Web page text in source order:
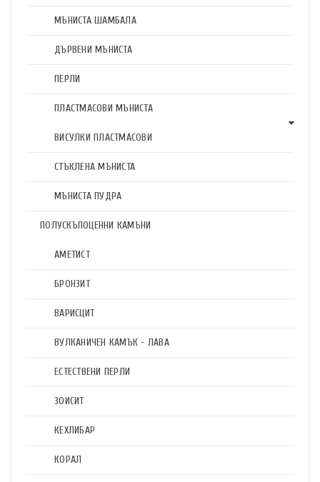
МЪНИСТА ШАМБАЛА
ДЪРВЕНИ МЪНИСТА
ПЕРЛИ
ПЛАСТМАСОВИ МЪНИСТА
ВИСУЛКИ ПЛАСТМАСОВИ
СТЪКЛЕНА МЪНИСТА
МЪНИСТА ПУДРА
ПОЛУСКЪПОЦЕННИ КАМЪНИ
АМЕТИСТ
БРОНЗИТ
ВАРИСЦИТ
ВУЛКАНИЧЕН КАМЪК - ЛАВА
ЕСТЕСТВЕНИ ПЕРЛИ
ЗОИСИТ
КЕХЛИБАР
КОРАЛ